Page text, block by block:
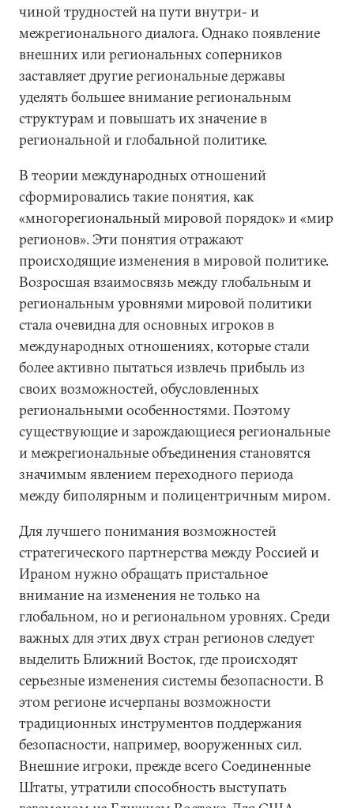
чиной трудностей на пути внутри- и
межрегионального диалога. Однако появление
внешних или региональных соперников
заставляет другие региональные державы
уделять большее внимание региональным
структурам и повышать их значение в
региональной и глобальной политике.
В теории международных отношений
сформировались такие понятия, как
«многорегиональный мировой порядок» и «мир
регионов». Эти понятия отражают
происходящие изменения в мировой политике.
Возросшая взаимосвязь между глобальным и
региональным уровнями мировой политики
стала очевидна для основных игроков в
международных отношениях, которые стали
более активно пытаться извлечь прибыль из
своих возможностей, обусловленных
региональными особенностями. Поэтому
существующие и зарождающиеся региональные
и межрегиональные объединения становятся
значимым явлением переходного периода
между биполярным и полицентричным миром.
Для лучшего понимания возможностей
стратегического партнерства между Россией и
Ираном нужно обращать пристальное
внимание на изменения не только на
глобальном, но и региональном уровнях. Среди
важных для этих двух стран регионов следует
выделить Ближний Восток, где происходят
серьезные изменения системы безопасности. В
этом регионе исчерпаны возможности
традиционных инструментов поддержания
безопасности, например, вооруженных сил.
Внешние игроки, прежде всего Соединенные
Штаты, утратили способность выступать